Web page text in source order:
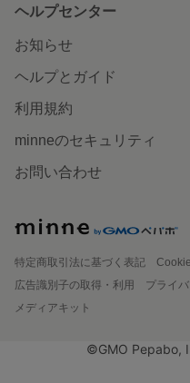
ヘルプセンター
お知らせ
ヘルプとガイド
利用規約
minneのセキュリティ
お問い合わせ
特定商取引法に基づく表記
広告識別子の取得・利用
プライ
メディアキット
©GMO Pepabo,